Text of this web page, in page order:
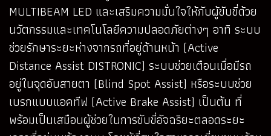
MULTIBEAM LED และเสริมความมั่นใจให้กับผู้ขับขี่ด้วย
นวัตกรรมและเทคโนโลยีความปลอดภัยต่างๆ อาทิ ระบบ
ช่วยรักษาระยะห่างจากรถที่อยู่ด้านหน้า (Active
Distance Assist DISTRONIC) ระบบช่วยเตือนเมื่อมีรถ
อยู่ในจุดอับสายตา (Blind Spot Assist) หรือระบบช่วย
เบรกแบบแอคทีฟ (Active Brake Assist) เป็นต้น ที่
พร้อมเป็นเสมือนผู้ช่วยในการขับขี่อัจฉริยะตลอดระยะ